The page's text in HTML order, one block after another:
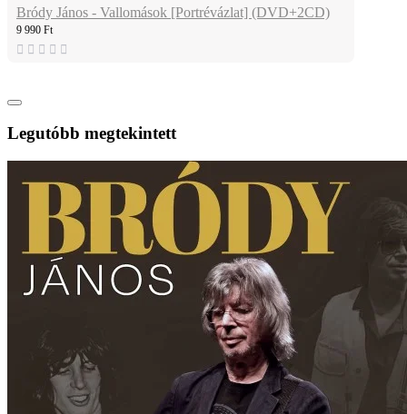
Bródy János - Vallomások [Portrévázlat] (DVD+2CD)
9 990 Ft
Legutóbb megtekintett